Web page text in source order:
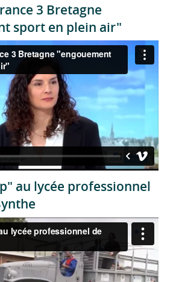
3 Bretagne
sport en plein air"
au lycée professionnel